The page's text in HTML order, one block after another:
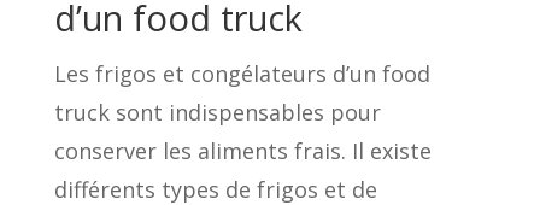
d’un food truck
Les frigos et congélateurs d’un food
truck sont indispensables pour
conserver les aliments frais. Il existe
différents types de frigos et de